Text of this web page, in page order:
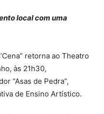
local com uma
retorna ao Theatro
às 21h30,
“Asas de Pedra”,
de Ensino Artístico.